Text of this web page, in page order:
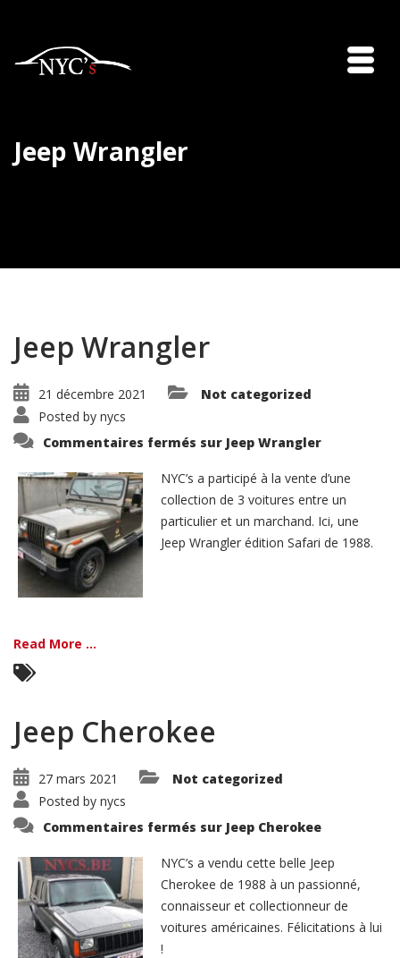
Jeep Wrangler
Jeep Wrangler
21 décembre 2021
Not categorized
Posted by nycs
Commentaires fermés sur Jeep Wrangler
NYC’s a participé à la vente d’une
collection de 3 voitures entre un
particulier et un marchand. Ici, une
Jeep Wrangler édition Safari de 1988.
Read More ...
Jeep Cherokee
27 mars 2021
Not categorized
Posted by nycs
Commentaires fermés sur Jeep Cherokee
NYC’s a vendu cette belle Jeep
Cherokee de 1988 à un passionné,
connaisseur et collectionneur de
voitures américaines. Félicitations à lui
!